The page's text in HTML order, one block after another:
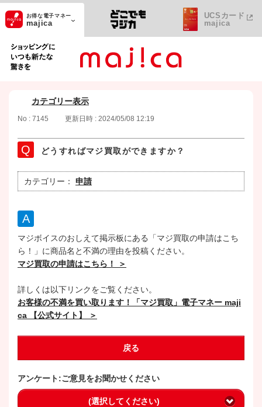
ショッピングにいつも新たな驚きを
お得な電子マネー
majica
UCSカード
majica
カテゴリー表示
No : 7145 更新日時 : 2024/05/08 12:19
どうすればマジ買取ができますか？
カテゴリー： 申請
マジボイスのおしえて掲示板にある「マジ買取の申請はこち
ら！」に商品名と不満の理由を投稿ください。
マジ買取の申請はこちら！ ＞
詳しくは以下リンクをご覧ください。
お客様の不満を買い取ります！「マジ買取」電子マネー maji
ca 【公式サイト】 ＞
戻る
アンケート:ご意見をお聞かせください
(選択してください)